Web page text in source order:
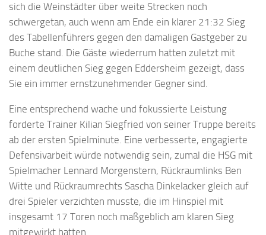
sich die Weinstädter über weite Strecken noch
schwergetan, auch wenn am Ende ein klarer 21:32 Sieg
des Tabellenführers gegen den damaligen Gastgeber zu
Buche stand. Die Gäste wiederrum hatten zuletzt mit
einem deutlichen Sieg gegen Eddersheim gezeigt, dass
Sie ein immer ernstzunehmender Gegner sind.
Eine entsprechend wache und fokussierte Leistung
forderte Trainer Kilian Siegfried von seiner Truppe bereits
ab der ersten Spielminute. Eine verbesserte, engagierte
Defensivarbeit würde notwendig sein, zumal die HSG mit
Spielmacher Lennard Morgenstern, Rückraumlinks Ben
Witte und Rückraumrechts Sascha Dinkelacker gleich auf
drei Spieler verzichten musste, die im Hinspiel mit
insgesamt 17 Toren noch maßgeblich am klaren Sieg
mitgewirkt hatten.